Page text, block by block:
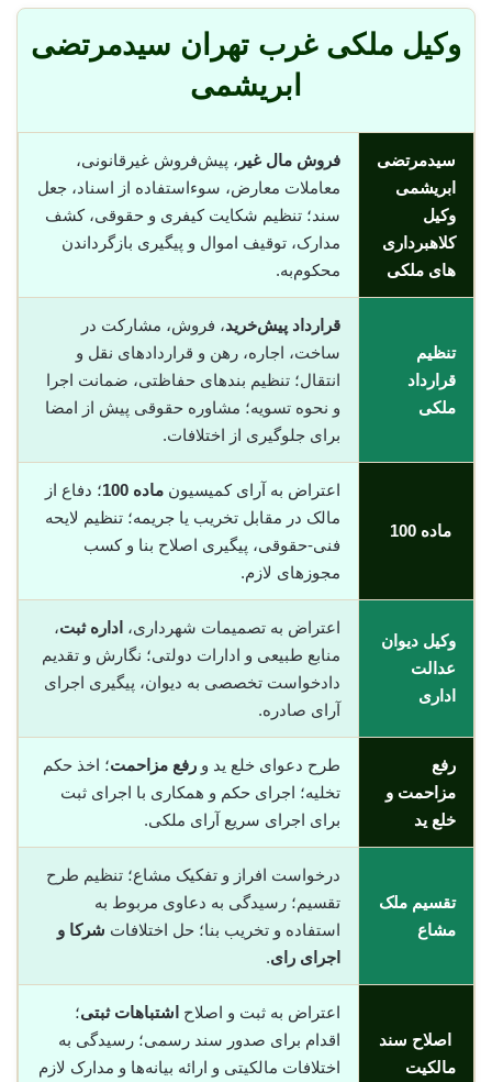
وکیل ملکی غرب تهران سیدمرتضی
ابریشمی
سیدمرتضی
ابریشمی
وکیل
کلاهبرداری
های ملکی
فروش مال غیر ، پیش‌فروش غیرقانونی،
معاملات معارض، سوء‌استفاده از اسناد، جعل
سند؛ تنظیم شکایت کیفری و حقوقی، کشف
مدارک، توقیف اموال و پیگیری بازگرداندن
محکوم‌به.
تنظیم
قرارداد
ملکی
قرارداد پیش‌خرید، فروش، مشارکت در
ساخت، اجاره، رهن و قراردادهای نقل و
انتقال؛ تنظیم بندهای حفاظتی، ضمانت اجرا
و نحوه تسویه؛ مشاوره حقوقی پیش از امضا
برای جلوگیری از اختلافات.
ماده 100
اعتراض به آرای کمیسیون ماده 100
؛ دفاع از
مالک در مقابل تخریب یا جریمه؛ تنظیم لایحه
فنی-حقوقی، پیگیری اصلاح بنا و کسب
مجوزهای لازم.
وکیل دیوان
عدالت
اداری
اعتراض به تصمیمات شهرداری، اداره ثبت،
منابع طبیعی و ادارات دولتی؛ نگارش و تقدیم
دادخواست تخصصی به دیوان، پیگیری اجرای
آرای صادره.
رفع
مزاحمت و
خلع ید
طرح دعوای خلع ید و رفع مزاحمت؛ اخذ حکم
تخلیه؛ اجرای حکم و همکاری با اجرای ثبت
برای اجرای سریع آرای ملکی.
تقسیم ملک
مشاع
درخواست افراز و تفکیک مشاع؛ تنظیم طرح
تقسیم؛ رسیدگی به دعاوی مربوط به
استفاده و تخریب بنا؛ حل اختلافات شرکا و
اجرای رای.
اصلاح سند
مالکیت
اعتراض به ثبت و اصلاح اشتباهات ثبتی؛
اقدام برای صدور سند رسمی؛ رسیدگی به
اختلافات مالکیتی و ارائه بیانه‌ها و مدارک لازم